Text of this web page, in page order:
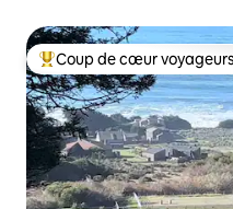
Coups de cœur voyageurs
Coup de cœur voyageurs